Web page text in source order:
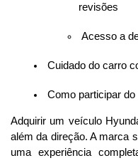
revisões
Acesso a
Cuidado do carro
Como participar
Adquirir um veículo
além da direção. A marca
uma experiência